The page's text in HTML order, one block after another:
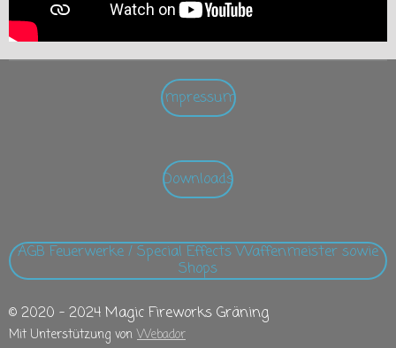
Impressum
Downloads
AGB Feuerwerke / Special Effects Waffenmeister sowie
Shops
© 2020 - 2024 Magic Fireworks Gräning
Mit Unterstützung vonWebador